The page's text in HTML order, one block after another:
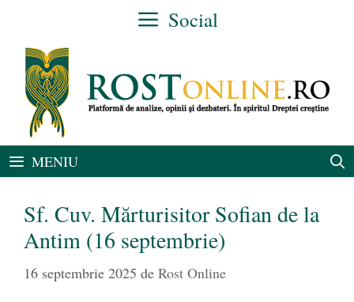
conținut
Social
MENIU
Sf. Cuv. Mărturisitor Sofian de la
Antim (16 septembrie)
16 septembrie 2025 de Rost Online